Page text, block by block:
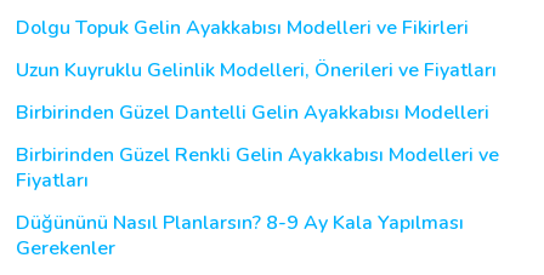
Dolgu Topuk Gelin Ayakkabısı Modelleri ve Fikirleri
Uzun Kuyruklu Gelinlik Modelleri, Önerileri ve Fiyatları
Birbirinden Güzel Dantelli Gelin Ayakkabısı Modelleri
Birbirinden Güzel Renkli Gelin Ayakkabısı Modelleri ve
Fiyatları
Düğününü Nasıl Planlarsın? 8-9 Ay Kala Yapılması
Gerekenler